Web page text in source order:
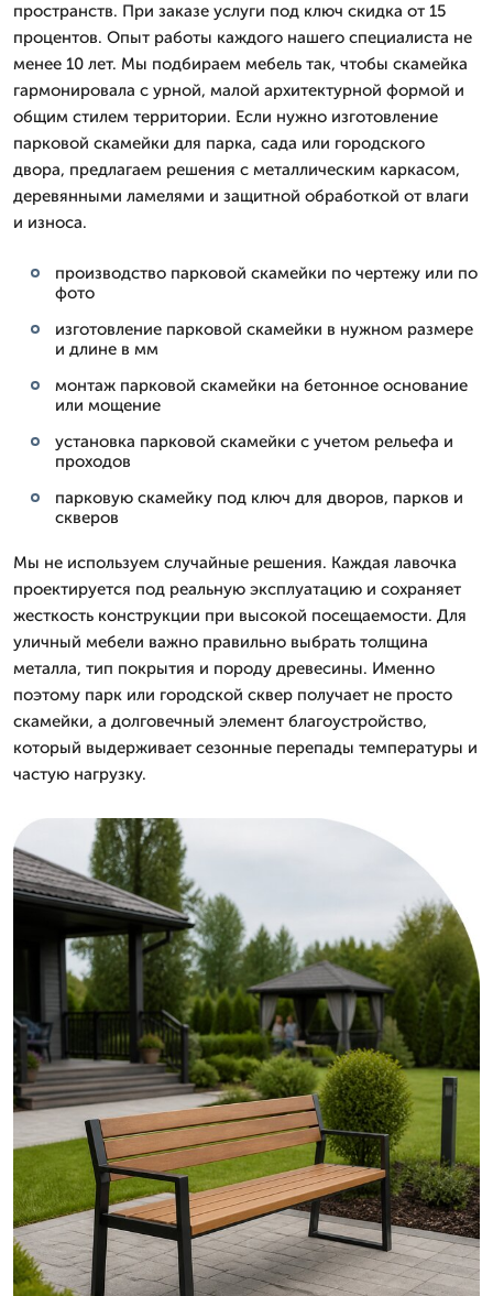
пространств. При заказе услуги под ключ скидка от 15
процентов. Опыт работы каждого нашего специалиста не
менее 10 лет. Мы подбираем мебель так, чтобы скамейка
гармонировала с урной, малой архитектурной формой и
общим стилем территории. Если нужно изготовление
парковой скамейки для парка, сада или городского
двора, предлагаем решения с металлическим каркасом,
деревянными ламелями и защитной обработкой от влаги
и износа.
производство парковой скамейки по чертежу или по
фото
изготовление парковой скамейки в нужном размере
и длине в мм
монтаж парковой скамейки на бетонное основание
или мощение
установка парковой скамейки с учетом рельефа и
проходов
парковую скамейку под ключ для дворов, парков и
скверов
Мы не используем случайные решения. Каждая лавочка
проектируется под реальную эксплуатацию и сохраняет
жесткость конструкции при высокой посещаемости. Для
уличный мебели важно правильно выбрать толщина
металла, тип покрытия и породу древесины. Именно
поэтому парк или городской сквер получает не просто
скамейки, а долговечный элемент благоустройство,
который выдерживает сезонные перепады температуры и
частую нагрузку.